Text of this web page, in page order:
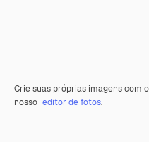
Crie suas próprias imagens com o
nosso editor de fotos.